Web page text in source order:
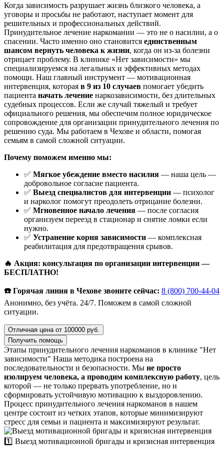
Когда зависимость разрушает жизнь близкого человека, а
уговоры и просьбы не работают, наступает момент для
решительных и профессиональных действий.
Принудительное лечение наркомании — это не о насилии, а о
спасении. Часто именно оно становится единственным
шансом вернуть человека к жизни, когда он из-за болезни
отрицает проблему. В клинике «Нет зависимости» мы
специализируемся на легальных и эффективных методах
помощи. Наш главный инструмент — мотивационная
интервенция, которая в 9 из 10 случаев помогает убедить
пациента начать лечение наркозависимости, без длительных
судебных процессов. Если же случай тяжелый и требует
официального решения, мы обеспечим полное юридическое
сопровождение для организации принудительного лечения по
решению суда. Мы работаем в Чехове и области, помогая
семьям в самой сложной ситуации.
Почему поможем именно мы:
✅ Мягкое убеждение вместо насилия — наша цель —
добровольное согласие пациента.
✅ Выезд специалистов для интервенции — психолог
и нарколог помогут преодолеть отрицание болезни.
✅ Мгновенное начало лечения — после согласия
организуем переезд в стационар и снятие ломки если
нужно.
✅ Устранение корня зависимости — комплексная
реабилитация для предотвращения срывов.
🔥 Акция: консультация по организации интервенции —
БЕСПЛАТНО!
☎️ Горячая линия в Чехове звоните сейчас: 8 (800) 700-44-04
Анонимно, без учёта. 24/7. Поможем в самой сложной
ситуации.
Отличная цена от 100000 руб.
Получить помощь
Этапы принудительного лечения наркоманов в клинике "Нет
зависимости" Наша методика построена на
последовательности и безопасности. Мы не просто
изолируем человека, а проводим комплексную работу, цель
которой — не только прервать употребление, но и
сформировать устойчивую мотивацию к выздоровлению.
Процесс принудительного лечения наркоманов в нашем
центре состоит из четких этапов, которые минимизируют
стресс для семьи и пациента и максимизируют результат.
1️⃣ Выезд мотивационной бригады и кризисная интервенция